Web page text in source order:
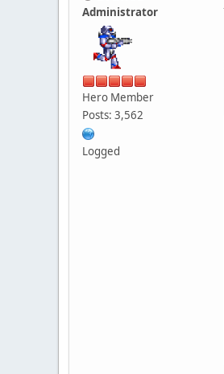
Administrator
Hero Member
Posts: 3,562
Logged